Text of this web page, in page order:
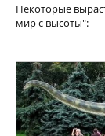
Некоторые
мир с высоты":